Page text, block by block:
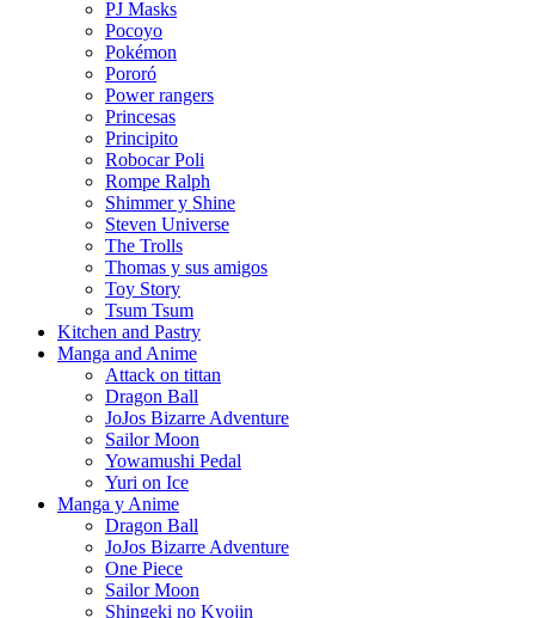
PJ Masks
Pocoyo
Pokémon
Pororó
Power rangers
Princesas
Principito
Robocar Poli
Rompe Ralph
Shimmer y Shine
Steven Universe
The Trolls
Thomas y sus amigos
Toy Story
Tsum Tsum
Kitchen and Pastry
Manga and Anime
Attack on tittan
Dragon Ball
JoJos Bizarre Adventure
Sailor Moon
Yowamushi Pedal
Yuri on Ice
Manga y Anime
Dragon Ball
JoJos Bizarre Adventure
One Piece
Sailor Moon
Shingeki no Kyojin